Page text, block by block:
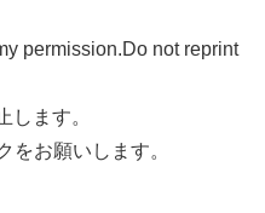
permission.Do not reprint
します。
をお願いします。